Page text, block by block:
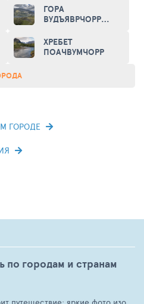
САД-ИНСТИТУТ
(POLAR-ALPINE
GARDEN-INSTITUTE)
ГОРА
ВУДЪЯВРЧОРР
VYDAYVRCHORR)
ХРЕБЕТ
ПОАЧВУМЧОРР
ГОРОДЕ
по городам и странам